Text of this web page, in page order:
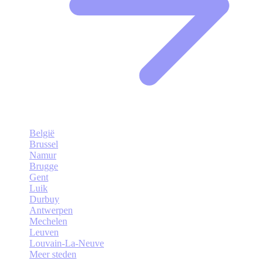
België
Brussel
Namur
Brugge
Gent
Luik
Durbuy
Antwerpen
Mechelen
Leuven
Louvain-La-Neuve
Meer steden